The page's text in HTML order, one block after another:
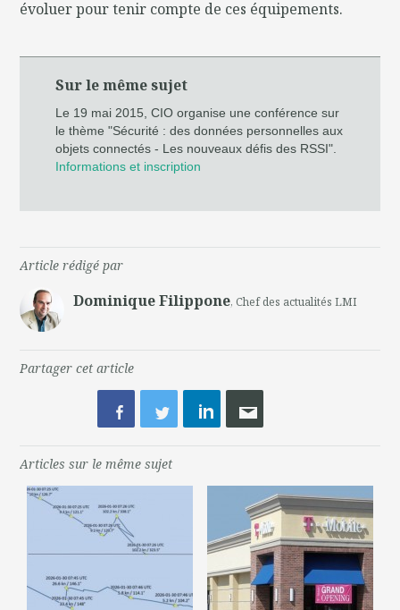
évoluer pour tenir compte de ces équipements.
Sur le même sujet
Le 19 mai 2015, CIO organise une conférence sur
le thème "Sécurité : des données personnelles aux
objets connectés - Les nouveaux défis des RSSI".
Informations et inscription
Article rédigé par
Dominique Filippone, Chef des actualités LMI
Partager cet article
Articles sur le même sujet